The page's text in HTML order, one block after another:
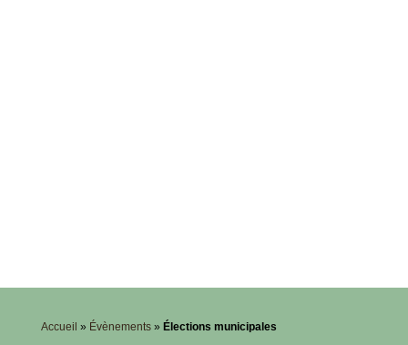
Accueil » Évènements» Élections municipales